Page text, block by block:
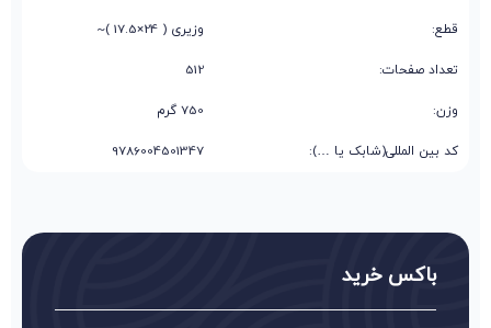
قطع: وزیری ( 24×17.5 )~
تعداد صفحات: 512
وزن: 750 گرم
کد بین المللی(شابک یا …): 9786004501347
باکس خرید